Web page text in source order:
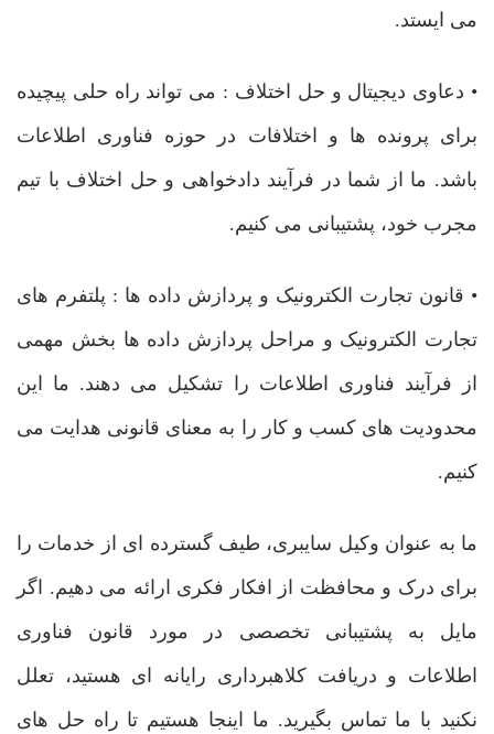
می ایستد.
• دعاوی دیجیتال و حل اختلاف : می تواند راه حلی پیچیده
برای پرونده ها و اختلافات در حوزه فناوری اطلاعات
باشد. ما از شما در فرآیند دادخواهی و حل اختلاف با تیم
مجرب خود، پشتیبانی می کنیم.
• قانون تجارت الکترونیک و پردازش داده ها : پلتفرم های
تجارت الکترونیک و مراحل پردازش داده ها بخش مهمی
از فرآیند فناوری اطلاعات را تشکیل می دهند. ما این
محدودیت های کسب و کار را به معنای قانونی هدایت می
کنیم.
ما به عنوان وکیل سایبری، طیف گسترده ای از خدمات را
برای درک و محافظت از افکار فکری ارائه می دهیم. اگر
مایل به پشتیبانی تخصصی در مورد قانون فناوری
اطلاعات و دریافت کلاهبرداری رایانه ای هستید، تعلل
نکنید با ما تماس بگیرید. ما اینجا هستیم تا راه حل های